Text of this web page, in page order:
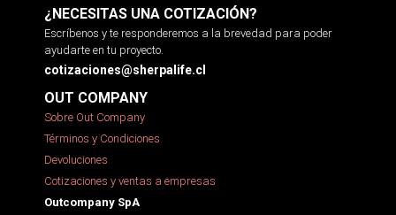
¿NECESITAS UNA COTIZACIÓN?
Escríbenos y te responderemos a la brevedad para poder
ayudarte en tu proyecto.
cotizaciones@sherpalife.cl
OUT COMPANY
Sobre Out Company
Términos y Condiciones
Devoluciones
Cotizaciones y ventas a empresas
Outcompany SpA